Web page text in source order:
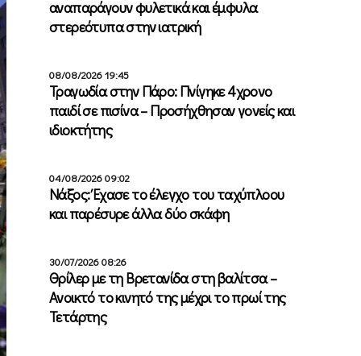
αναπαράγουν φυλετικά και έμφυλα
στερεότυπα στην ιατρική
08/08/2026 19:45
Τραγωδία στην Πάρο: Πνίγηκε 4χρονο
παιδί σε πισίνα – Προσήχθησαν γονείς και
ιδιοκτήτης
04/08/2026 09:02
Νάξος: Έχασε το έλεγχο του ταχύπλοου
και παρέσυρε άλλα δύο σκάφη
30/07/2026 08:26
Θρίλερ με τη Βρετανίδα στη βαλίτσα –
Ανοικτό το κινητό της μέχρι το πρωί της
Τετάρτης